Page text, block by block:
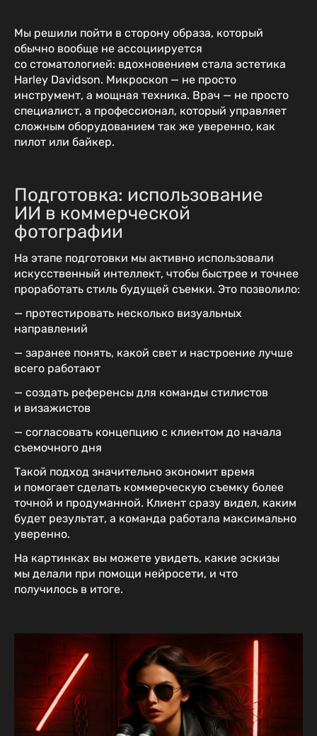
Мы решили пойти в сторону образа, который
обычно вообще не ассоциируется
со стоматологией: вдохновением стала эстетика
Harley Davidson. Микроскоп — не просто
инструмент, а мощная техника. Врач — не просто
специалист, а профессионал, который управляет
сложным оборудованием так же уверенно, как
пилот или байкер.
Подготовка: использование
ИИ в коммерческой
фотографии
На этапе подготовки мы активно использовали
искусственный интеллект, чтобы быстрее и точнее
проработать стиль будущей съемки. Это позволило:
— протестировать несколько визуальных
направлений
— заранее понять, какой свет и настроение лучше
всего работают
— создать референсы для команды стилистов
и визажистов
— согласовать концепцию с клиентом до начала
съемочного дня
Такой подход значительно экономит время
и помогает сделать коммерческую съемку более
точной и продуманной. Клиент сразу видел, каким
будет результат, а команда работала максимально
уверенно.
На картинках вы можете увидеть, какие эскизы
мы делали при помощи нейросети, и что
получилось в итоге.